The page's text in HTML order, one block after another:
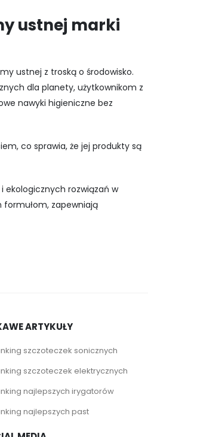
ustnej marki
ustnej z troską o środowisko.
dla planety, użytkownikom z
nawyki higieniczne bez
co sprawia, że jej produkty są
ekologicznych rozwiązań w
formułom, zapewniają
ARTYKUŁY
szczoteczek sonicznych
szczoteczek elektrycznych
najlepszych irygatorów
najlepszych past